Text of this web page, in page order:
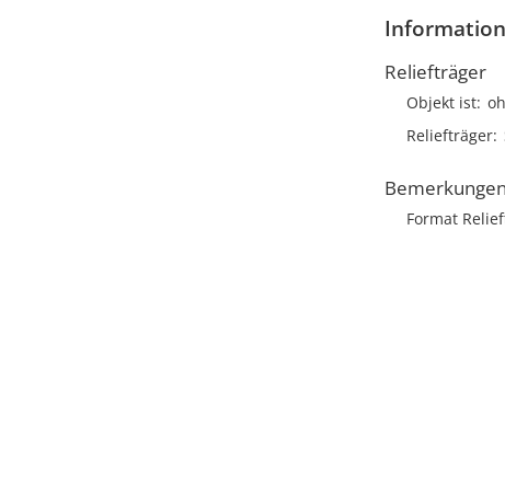
Reliefträger
Objekt ist
Reliefträger
Bemerkungen
Format